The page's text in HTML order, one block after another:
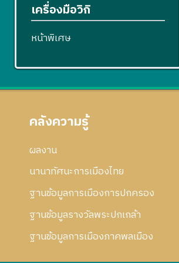
เครื่องมือวิกิ
หน้าพิเศษ
คลังความรู้
ผลงาน
นานาทัศนะการเมืองไทย
ฐานข้อมูลการเมืองการปกครอง
ฐานข้อมูลรางวัลพระปกเกล้า
ฐานข้อมูลการเมืองภาคพลเมือง